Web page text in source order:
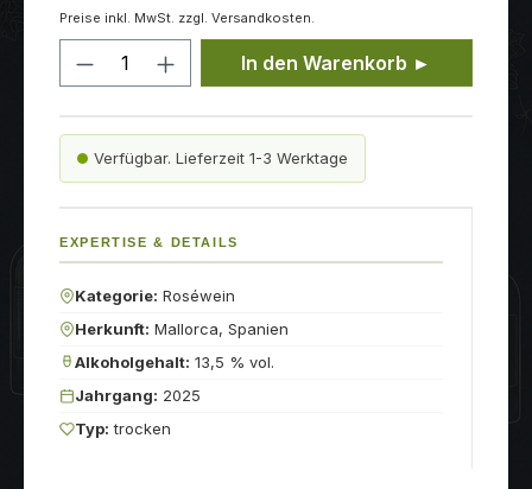
Preise inkl. MwSt. zzgl. Versandkosten.
Produkt Anzahl: Gib den
In den Warenkorb ►
Verfügbar. Lieferzeit 1-3 Werktage
EXPERTISE & DETAILS
Kategorie: Roséwein
Herkunft: Mallorca, Spanien
Alkoholgehalt: 13,5 % vol.
Jahrgang: 2025
Typ: trocken